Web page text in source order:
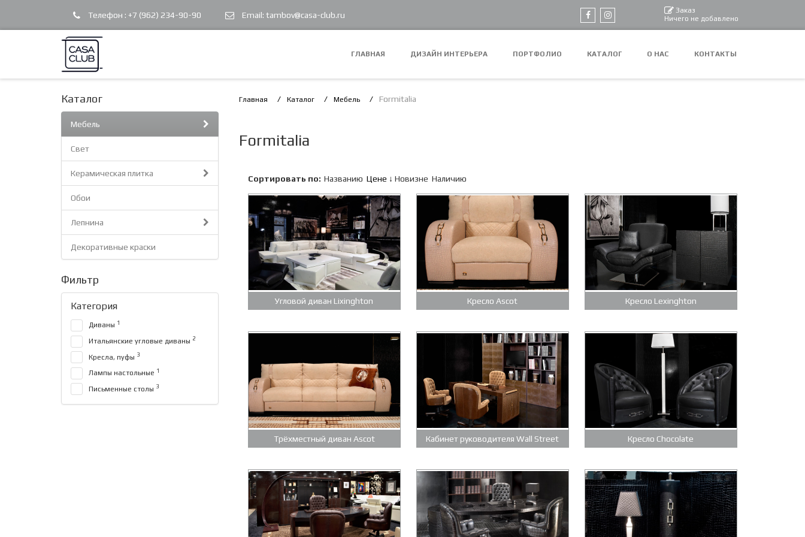
Телефон : +7 (962) 234-90-90 Email: tambov@casa-club.ru Заказ
Ничего не добавлено
ГЛАВНАЯ ДИЗАЙН ИНТЕРЬЕРА ПОРТФОЛИО КАТАЛОГ О НАС КОНТАКТЫ
Каталог
Мебель
Свет
Керамическая плитка
Обои
Лепнина
Декоративные краски
Фильтр
Категория
Диваны 1
Итальянские угловые диваны 2
Кресла, пуфы 3
Лампы настольные 1
Письменные столы 3
Главная Каталог Мебель Formitalia
Formitalia
Сортировать по: Названию Цене Новизне Наличию
Угловой диван Lixinghton Кресло Ascot Кресло Lexinghton
Трёхместный диван Ascot Кабинет руководителя Wall Street Кресло Chocolate